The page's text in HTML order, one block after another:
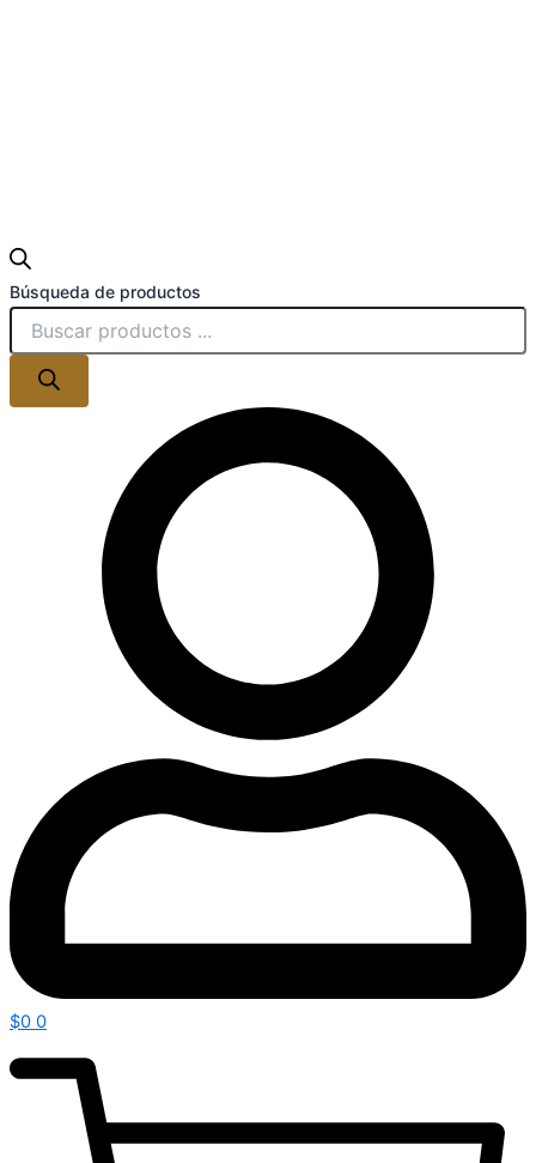
Búsqueda de productos
$0 0